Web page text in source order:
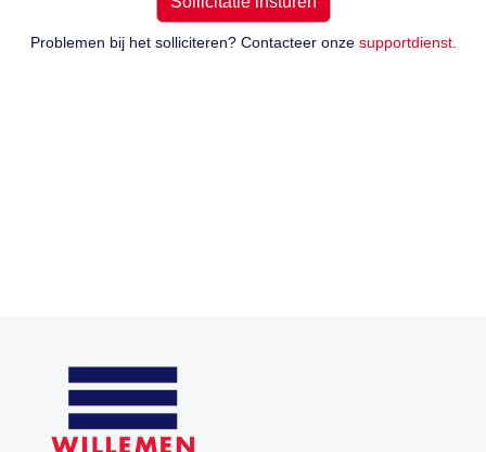
Problemen bij het solliciteren? Contacteer onze supportdienst.